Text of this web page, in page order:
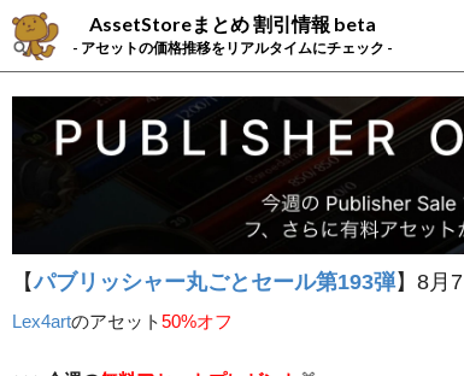
AssetStoreまとめ 割引情報 beta
- アセットの価格推移をリアルタイムにチェック -
【パブリッシャー丸ごとセール第193弾】8月
Lex4artのアセット50%オフ